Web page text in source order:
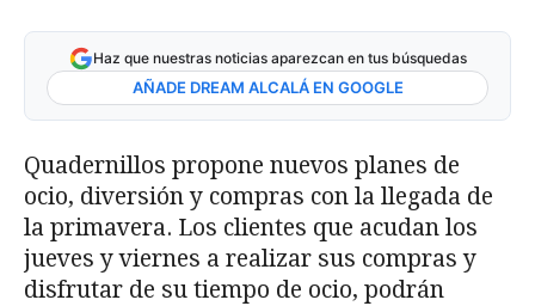
Haz que nuestras noticias aparezcan en tus búsquedas
AÑADE DREAM ALCALÁ EN GOOGLE
Quadernillos propone nuevos planes de
ocio, diversión y compras con la llegada de
la primavera. Los clientes que acudan los
jueves y viernes a realizar sus compras y
disfrutar de su tiempo de ocio, podrán